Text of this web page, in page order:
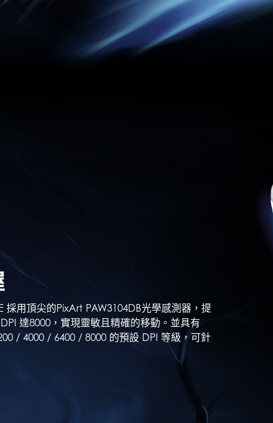
採用頂尖的PixArt PAW3104DB光學感測器，提
達8000，實現靈敏且精確的移動。並具有
/ 4000 / 6400 / 8000 的預設 DPI 等級，可針